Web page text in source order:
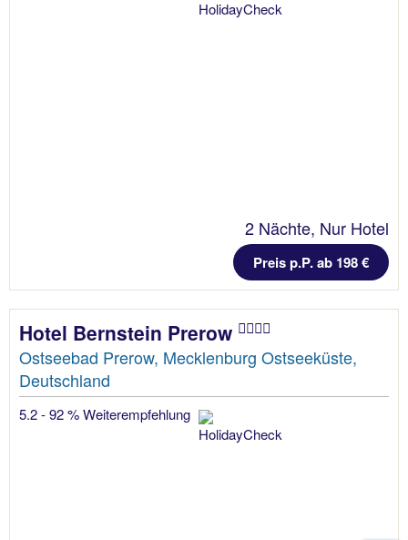
2 Nächte, Nur Hotel
Preis p.P. ab 198 €
Hotel Bernstein Prerow
Ostseebad Prerow, Mecklenburg Ostseeküste,
Deutschland
5.2 - 92 % Weiterempfehlung